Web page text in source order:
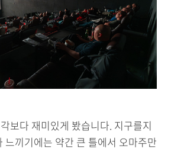
보다 재미있게 봤습니다. 지구를지
느끼기에는 약간 큰 틀에서 오마주만